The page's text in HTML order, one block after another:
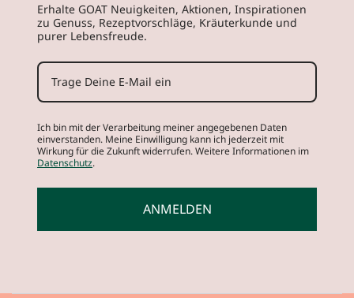
Erhalte GOAT Neuigkeiten, Aktionen, Inspirationen
zu Genuss, Rezeptvorschläge, Kräuterkunde und
purer Lebensfreude.
Ich bin mit der Verarbeitung meiner angegebenen Daten
einverstanden. Meine Einwilligung kann ich jederzeit mit
Wirkung für die Zukunft widerrufen. Weitere Informationen im
Datenschutz.
ANMELDEN